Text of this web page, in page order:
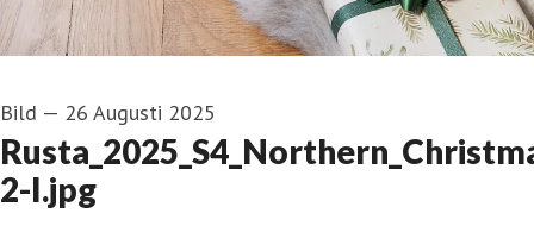
Bild — 26 Augusti 2025
2-I.jpg